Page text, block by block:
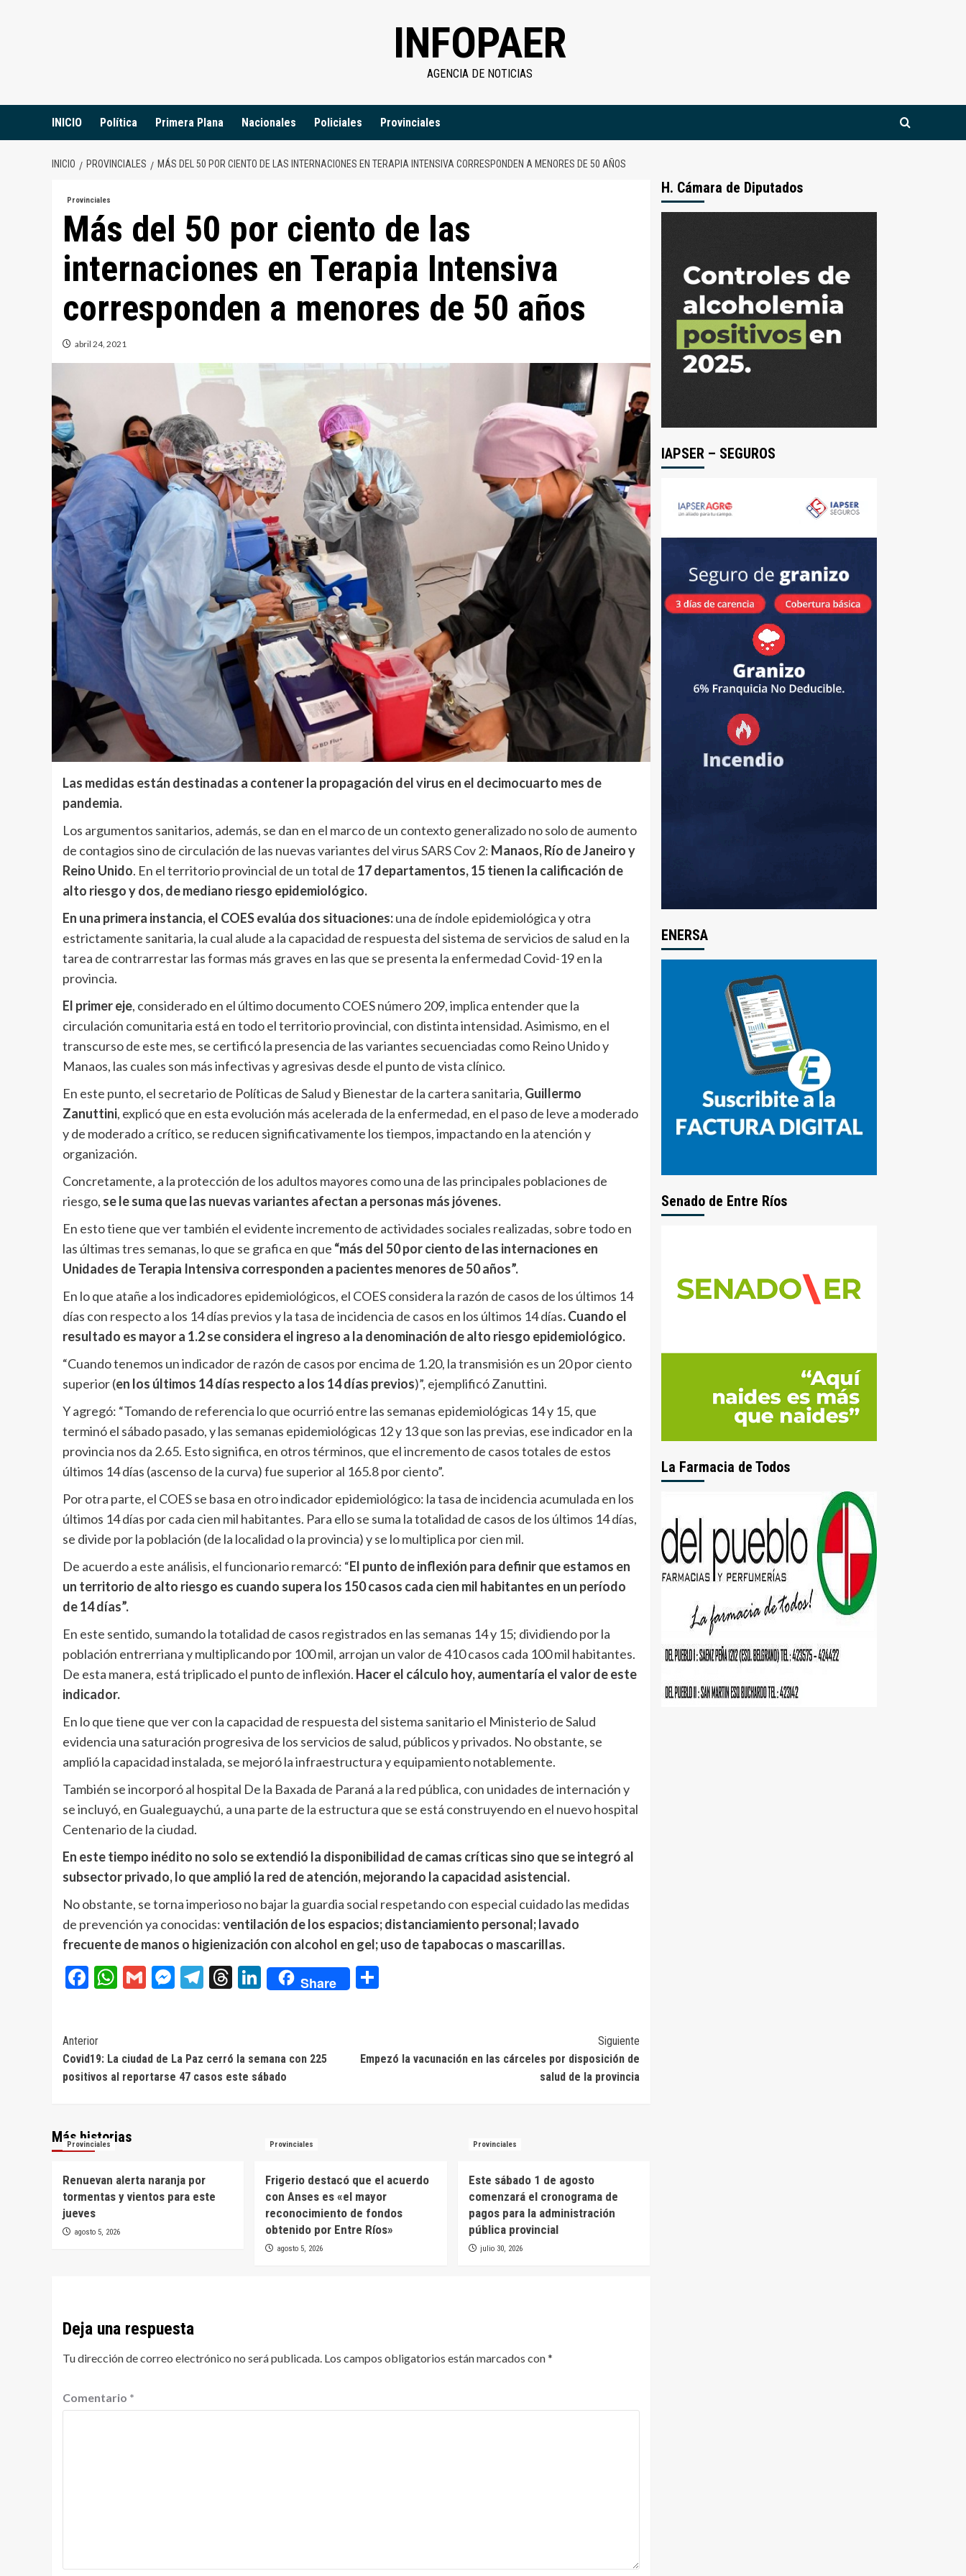
INFOPAER
AGENCIA DE NOTICIAS
INICIO Política Primera Plana Nacionales Policiales Provinciales
INICIO PROVINCIALES MÁS DEL 50 POR CIENTO DE LAS INTERNACIONES EN TERAPIA INTENSIVA CORRESPONDEN A MENORES DE 50 AÑOS
Provinciales
Más del 50 por ciento de las
internaciones en Terapia Intensiva
corresponden a menores de 50 años
abril 24, 2021
Las medidas están destinadas a contener la propagación del virus en el decimocuarto mes de
pandemia.
Los argumentos sanitarios, además, se dan en el marco de un contexto generalizado no solo de aumento
de contagios sino de circulación de las nuevas variantes del virus SARS Cov 2: Manaos, Río de Janeiro y
Reino Unido. En el territorio provincial de un total de 17 departamentos, 15 tienen la calificación de
alto riesgo y dos, de mediano riesgo epidemiológico.
En una primera instancia, el COES evalúa dos situaciones:una de índole epidemiológica y otra
estrictamente sanitaria, la cual alude a la capacidad de respuesta del sistema de servicios de salud en la
tarea de contrarrestar las formas más graves en las que se presenta la enfermedad Covid-19 en la
provincia.
El primer eje, considerado en el último documento COES número 209, implica entender que la
circulación comunitaria está en todo el territorio provincial, con distinta intensidad. Asimismo, en el
transcurso de este mes, se certificó la presencia de las variantes secuenciadas como Reino Unido y
Manaos, las cuales son más infectivas y agresivas desde el punto de vista clínico.
En este punto, el secretario de Políticas de Salud y Bienestar de la cartera sanitaria, Guillermo
Zanuttini, explicó que en esta evolución más acelerada de la enfermedad, en el paso de leve a moderado
y de moderado a crítico, se reducen significativamente los tiempos, impactando en la atención y
organización.
Concretamente, a la protección de los adultos mayores como una de las principales poblaciones de
riesgo, se le suma que las nuevas variantes afectan a personas más jóvenes.
En esto tiene que ver también el evidente incremento de actividades sociales realizadas, sobre todo en
las últimas tres semanas, lo que se grafica en que “más del 50 por ciento de las internaciones en
Unidades de Terapia Intensiva corresponden a pacientes menores de 50 años”.
En lo que atañe a los indicadores epidemiológicos, el COES considera la razón de casos de los últimos 14
días con respecto a los 14 días previos y la tasa de incidencia de casos en los últimos 14 días. Cuando el
resultado es mayor a 1.2 se considera el ingreso a la denominación de alto riesgo epidemiológico.
“Cuando tenemos un indicador de razón de casos por encima de 1.20, la transmisión es un 20 por ciento
superior (en los últimos 14 días respecto a los 14 días previos)”, ejemplificó Zanuttini.
Y agregó: “Tomando de referencia lo que ocurrió entre las semanas epidemiológicas 14 y 15, que
terminó el sábado pasado, y las semanas epidemiológicas 12 y 13 que son las previas, ese indicador en la
provincia nos da 2.65. Esto significa, en otros términos, que el incremento de casos totales de estos
últimos 14 días (ascenso de la curva) fue superior al 165.8 por ciento”.
Por otra parte, el COES se basa en otro indicador epidemiológico: la tasa de incidencia acumulada en los
últimos 14 días por cada cien mil habitantes. Para ello se suma la totalidad de casos de los últimos 14 días,
se divide por la población (de la localidad o la provincia) y se lo multiplica por cien mil.
De acuerdo a este análisis, el funcionario remarcó: “El punto de inflexión para definir que estamos en
un territorio de alto riesgo es cuando supera los 150 casos cada cien mil habitantes en un período
de 14 días”.
En este sentido, sumando la totalidad de casos registrados en las semanas 14 y 15; dividiendo por la
población entrerriana y multiplicando por 100 mil, arrojan un valor de 410 casos cada 100 mil habitantes.
De esta manera, está triplicado el punto de inflexión. Hacer el cálculo hoy, aumentaría el valor de este
indicador.
En lo que tiene que ver con la capacidad de respuesta del sistema sanitario el Ministerio de Salud
evidencia una saturación progresiva de los servicios de salud, públicos y privados. No obstante, se
amplió la capacidad instalada, se mejoró la infraestructura y equipamiento notablemente.
También se incorporó al hospital De la Baxada de Paraná a la red pública, con unidades de internación y
se incluyó, en Gualeguaychú, a una parte de la estructura que se está construyendo en el nuevo hospital
Centenario de la ciudad.
En este tiempo inédito no solo se extendió la disponibilidad de camas críticas sino que se integró al
subsector privado, lo que amplió la red de atención, mejorando la capacidad asistencial.
No obstante, se torna imperioso no bajar la guardia social respetando con especial cuidado las medidas
de prevención ya conocidas:ventilación de los espacios; distanciamiento personal; lavado
frecuente de manos o higienización con alcohol en gel; uso de tapabocas o mascarillas.
Facebook
WhatsApp
GmailMessenger
Telegram
Threads
LinkedIn
Share
Navegación
de
entradas
Anterior
Covid19: La ciudad de La Paz cerró la semana con 225
positivos al reportarse 47 casos este sábado
Siguiente
Empezó la vacunación en las cárceles por disposición de
salud de la provincia
Más historias
Provinciales
Renuevan alerta naranja por
tormentas y vientos para este
jueves
agosto 5, 2026
Provinciales
Frigerio destacó que el acuerdo
con Anses es «el mayor
reconocimiento de fondos
obtenido por Entre Ríos»
agosto 5, 2026
Provinciales
Este sábado 1 de agosto
comenzará el cronograma de
pagos para la administración
pública provincial
julio 30, 2026
Deja una respuesta
Tu dirección de correo electrónico no será publicada. Los campos obligatorios están marcados con*
Comentario *
H. Cámara de Diputados
IAPSER – SEGUROS
ENERSA
Senado de Entre Ríos
La Farmacia de Todos